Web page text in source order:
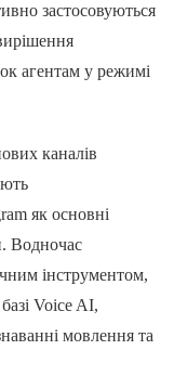
застосовуються
агентам у режимі
каналів
як основні
Водночас
інструментом,
Voice AI,
мовлення та